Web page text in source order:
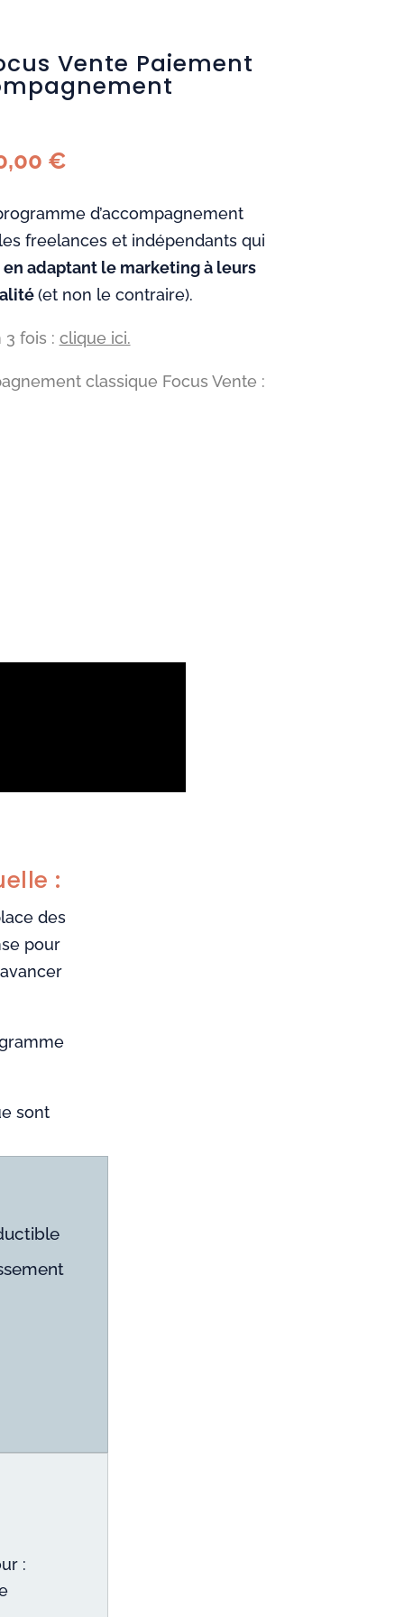
Vente Paiement
€
d’accompagnement
freelances et indépendants qui
en adaptant le marketing à leurs
(et non le contraire).
fois : clique ici.
classique Focus Vente :
:
des
pour
sont
: